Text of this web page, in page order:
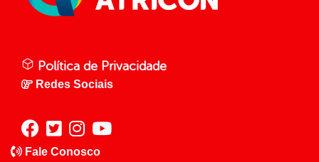
Política de Privacidade
Redes Sociais
Fale Conosco